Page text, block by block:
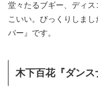
堂々たるブギー、ディ
こいい。びっくりしま
バー』です。
木下百花『ダンス